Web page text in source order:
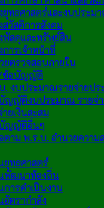
ยุทธศาสตร์และงบประม
สวัสดิการสังคม
พัสดุและทรัพย์สิน
การเจ้าหน้าที่
ยตรวจสอบภายใน
ข้อบัญญัติ
. งบประมาณรายจ่ายปร
ญญัติงบประมาณ รายจ่
ยเงินสะสม
ญญัติอื่นๆ
ตาม พ.ร.บ. อำนวยความ
ยุทธศาสตร์
พัฒนาท้องถิ่น
การดำเนินงาน
อัตรากำลัง